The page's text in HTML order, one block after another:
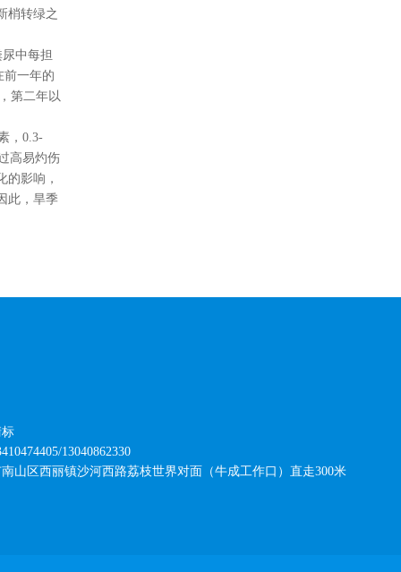
梢转绿之
中每担
前一年的
第二年以
，0.3-
高易灼伤
的影响，
此，旱季
13040862330
山区西丽镇沙河西路荔枝世界对面（牛成工作口）直走300米